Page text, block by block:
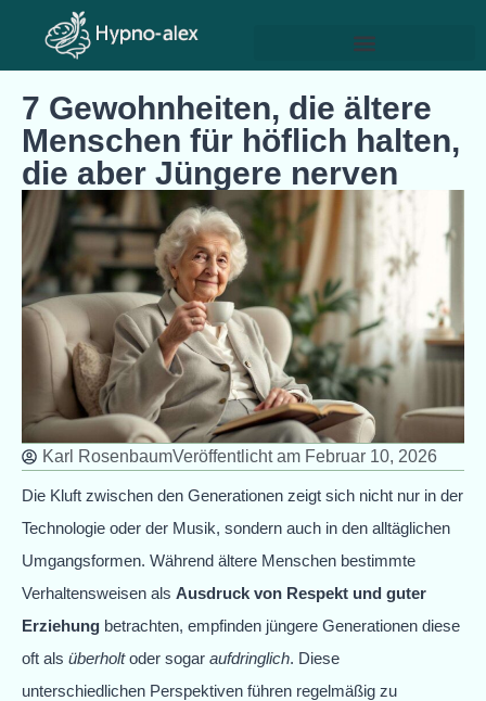
7 Gewohnheiten, die ältere
Menschen für höflich halten,
die aber Jüngere nerven
Karl RosenbaumVeröffentlicht am Februar 10, 2026
Die Kluft zwischen den Generationen zeigt sich nicht nur in der
Technologie oder der Musik, sondern auch in den alltäglichen
Umgangsformen. Während ältere Menschen bestimmte
Verhaltensweisen als Ausdruck von Respekt und guter
Erziehung betrachten, empfinden jüngere Generationen diese
oft als überholtoder sogar aufdringlich. Diese
unterschiedlichen Perspektiven führen regelmäßig zu